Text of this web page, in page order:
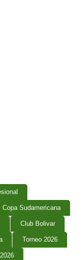
Copa Sudamericana
Club Bolivar
Torneo 2026